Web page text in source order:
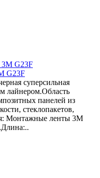
G23F
суперсильная
лайнером.Область
панелей из
стеклопакетов,
Монтажные ленты 3М